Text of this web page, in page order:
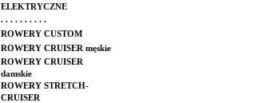
ELEKTRYCZNE
. . . . . . . . . .
ROWERY CUSTOM
ROWERY CRUISER męskie
ROWERY CRUISER
damskie
ROWERY STRETCH-
CRUISER